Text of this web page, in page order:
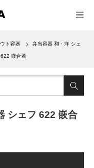
ト容器 弁当容器 和・洋 シェ
622 嵌合蓋
シェフ 622 嵌合